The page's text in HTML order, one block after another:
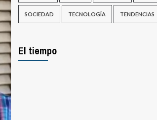
SOCIEDAD TECNOLOGÍA TENDENCIAS
El tiempo